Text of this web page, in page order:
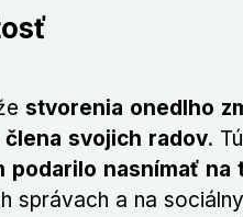
stvorenia onedlho
svojich radov.
podarilo nasnímať na
správach a na